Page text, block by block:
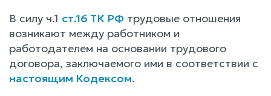
В силу ч.1 ст.16 ТК РФ трудовые отношения
возникают между работником и
работодателем на основании трудового
договора, заключаемого ими в соответствии с
настоящим Кодексом.